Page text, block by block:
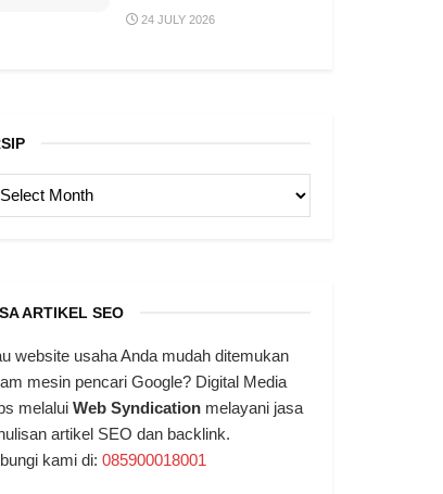
24 JULY 2026
ARTIKEL SEO
website usaha Anda mudah ditemukan
mesin pencari Google? Digital Media
melalui Web Syndication melayani jasa
artikel SEO dan backlink.
kami di: 085900018001